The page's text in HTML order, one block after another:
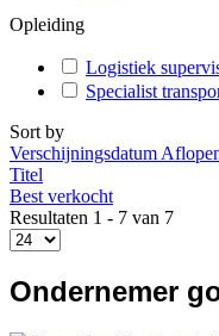
Opleiding
Logistiek
Specialist
Sort by
Verschijningsdatum
Titel
Best verkocht
Resultaten 1 - 7 van 7
Ondernemer